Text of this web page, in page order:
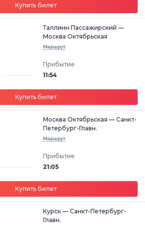
Купить билет
Таллинн Пассажирский —
Москва Октябрьская
Маршрут
Прибытие
11:54
Купить билет
Москва Октябрьская — Санкт-
Петербург-Главн.
Маршрут
Прибытие
21:05
Купить билет
Курск — Санкт-Петербург-
Главн.